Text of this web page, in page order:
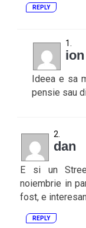
REPLY
ion
Ideea e sa
pensie sau
dan
E si un
noiembrie in
fost, e
REPLY